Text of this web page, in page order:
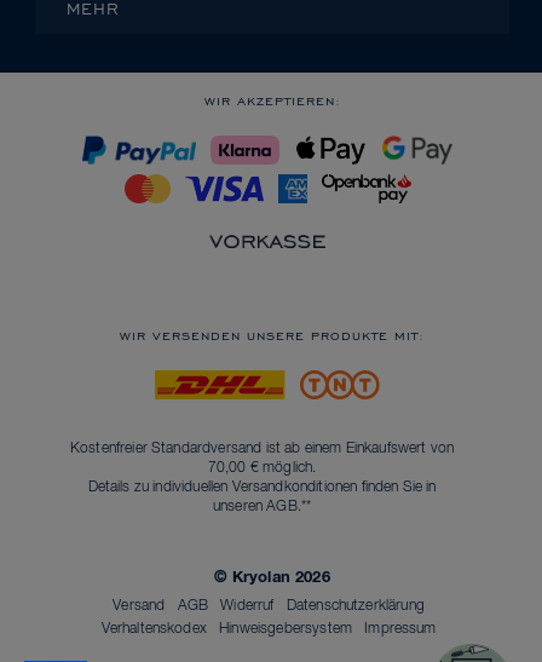
MEHR
WIR AKZEPTIEREN:
WIR VERSENDEN UNSERE PRODUKTE MIT:
Kostenfreier Standardversand ist ab einem Einkaufswert von
70,00 € möglich.
Details zu individuellen Versandkonditionen finden Sie in
unserenAGB.**
© Kryolan 2026
Versand AGB Widerruf
Datenschutzerklärung
Verhaltenskodex
Hinweisgebersystem Impressum